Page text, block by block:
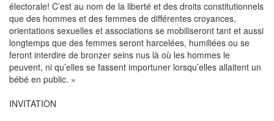
électorale! C’est au nom de la liberté et des droits constitutionnels
que des hommes et des femmes de différentes croyances,
orientations sexuelles et associations se mobiliseront tant et aussi
longtemps que des femmes seront harcelées, humiliées ou se
feront interdire de bronzer seins nus là où les hommes le
peuvent, ni qu’elles se fassent importuner lorsqu’elles allaitent un
bébé en public. »
INVITATION